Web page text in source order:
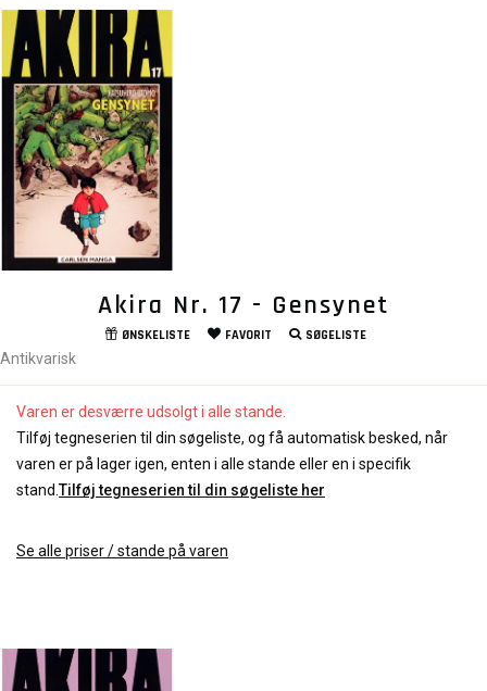
Akira Nr. 17 - Gensynet
ØNSKELISTE FAVORIT SØGELISTE
Antikvarisk
Varen er desværre udsolgt i alle stande.
Tilføj tegneserien til din søgeliste, og få automatisk besked, når
varen er på lager igen, enten i alle stande eller en i specifik
stand.Tilføj tegneserien til din søgeliste her
Se alle priser / stande på varen